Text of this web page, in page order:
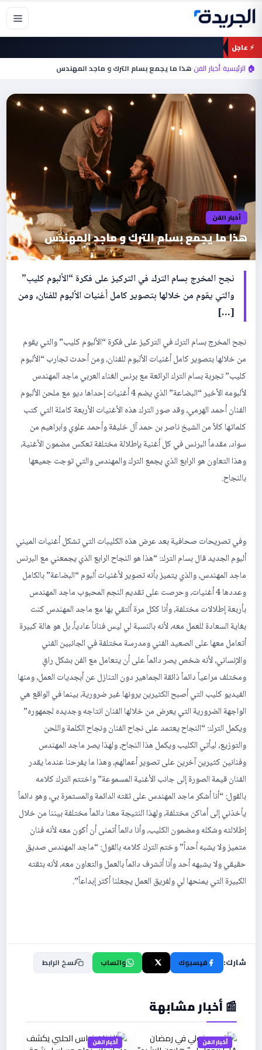
تخطي
المحتوى
⚡ عاجل
🏠 الرئيسية›أخبار الفن›هذا ما يجمع بسام الترك و ماجد المهندس
أخبار الفن
هذا ما يجمع بسام الترك و ماجد المهندس
نجح المخرج بسام الترك في التركيز على فكرة “الألبوم كليب”
والتي يقوم من خلالها بتصوير كامل أغنيات الألبوم للفنان، ومن
[…]
نجح المخرج بسام الترك في التركيز على فكرة “الألبوم كليب” والتي يقوم
من خلالها بتصوير كامل أغنيات الألبوم للفنان، ومن أحدث تجارب “الألبوم
كليب” تجربة بسام الترك الرائعة مع برنس الغناء العربي ماجد المهندس
لألبومه الأخير “البضاعة” الذي يضم 4 أغنيات إحداها ديو مع ملحن الألبوم
الفنان أحمد الهرمي، وقد صور الترك هذه الأغنيات الأربعة كاملة التي كتب
كلماتها كلاً من الشيخ ناصر بن حمد آل خليفة وأحمد علوي وابراهيم من
سواد، مقدماً البرنس في كل أغنية بإطلالة مختلفة تعكس مضمون الأغنية،
وهذا التعاون هو الرابع الذي يجمع الترك والمهندس والتي توجت جميعها
بالنجاح.
وفي تصريحات صحافية بعد عرض هذه الكليبات التي تشكل أغنيات الميني
ألبوم الجديد قال بسام الترك: “هذا هو النجاح الرابع الذي يجمعني مع البرنس
ماجد المهندس، والذي يتميز بأنه تصوير لأغنيات ألبوم “البضاعة” بالكامل
وعددها 4 أغنيات، وحرصت على تقديم النجم المحبوب ماجد المهندس
بأربعة إطلالات مختلفة، وأنا ككل مرة ألتقي بها مع ماجد المهندس كنت
بغاية السعادة للعمل معه، لأنه بالنسبة لي ليس فناناً عادياً، بل هو هالة كبيرة
أتعامل معها على الصعيد الفني ومدرسة مختلفة في الجانبين الفني
والإنساني، لأنه شخص يصر دائماً على أن يتعامل مع الفن بشكل راقٍ
ومختلف مراعياً دائماً ذائقة الجماهير دون التنازل عن أبجديات العمل، ومنها
الفيديو كليب التي أصبح الكثيرين يرونها غير ضرورية، بينما في الواقع هي
الواجهة الضرورية التي يعرض من خلالها الفنان انتاجه وجديده لجمهوره”
ويكمل الترك: “النجاح يعتمد على نجاح الفنان ونجاح الكلمة واللحن
والتوزيع، ليأتي الكليب ويكمل هذا النجاح، ولهذا يصر ماجد المهندس
وفنانين كثيرين آخرين على تصوير أعمالهم، وهذا ما يفرحنا عندما يقدر
الفنان قيمة الصورة إلى جانب الأغنية المسموعة” واختتم الترك كلامه
بالقول: “أنا أشكر ماجد المهندس على ثقته الدائمة والمستمرة بي، وهو دائماً
يأخذني إلى أماكن مختلفة، ولهذا النتيجة معنا دائماً مختلفة بيننا من خلال
إطلالته وشكله ومضمون الكليب، وأنا دائماً أتمنى أن أكون معه لأنه فنان
متميز ولا يشبه أحداً” وختم الترك كلامه بالقول: “ماجد المهندس صديق
حقيقي ولا يشبهه أحد وأنا أتشرف دائماً بالعمل والتعاون معه، لأنه بثقته
الكبيرة التي يمنحها لي ولفريق العمل يجعلنا أكثر إبداعاً”.
شارك: فيسبوك واتساب نسخ الرابط
📰 أخبار مشابهة
أخبار الفن أخبار الفن